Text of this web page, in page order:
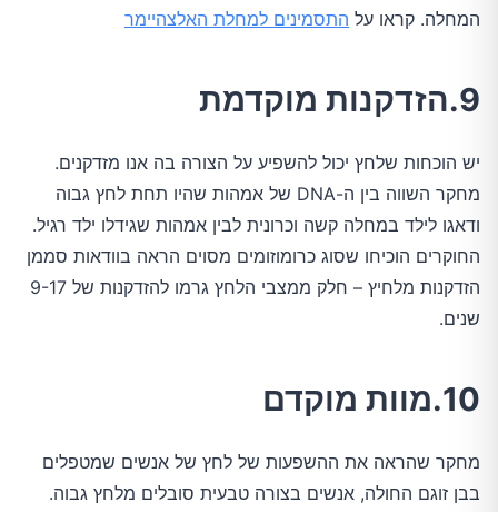
המחלה. קראו על התסמינים למחלת האלצהיימר
9.הזדקנות מוקדמת
יש הוכחות שלחץ יכול להשפיע על הצורה בה אנו מזדקנים.
מחקר השווה בין ה-DNA של אמהות שהיו תחת לחץ גבוה
ודאגו לילד במחלה קשה וכרונית לבין אמהות שגידלו ילד רגיל.
החוקרים הוכיחו שסוג כרומוזומים מסוים הראה בוודאות סממן
הזדקנות מלחיץ – חלק ממצבי הלחץ גרמו להזדקנות של 9-17
שנים.
10.מוות מוקדם
מחקר שהראה את ההשפעות של לחץ של אנשים שמטפלים
בבן זוגם החולה, אנשים בצורה טבעית סובלים מלחץ גבוה.